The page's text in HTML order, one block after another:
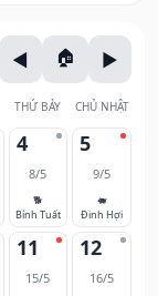
THỨ BẢY CHỦ NHẬT
4
8/5
🐕
Bính Tuất
5
9/5
🐖
Đinh Hợi
11
15/5
12
16/5